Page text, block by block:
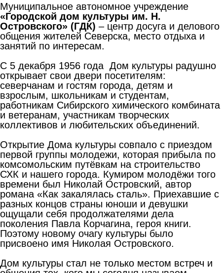
Муниципальное автономное учреждение
«Городской дом культуры им. Н.
Островского» (ГДК) – центр досуга и делового
общения жителей Северска, место отдыха и
занятий по интересам.
С 5 декабря 1956 года Дом культуры радушно
открывает свои двери посетителям:
северчанам и гостям города, детям и
взрослым, школьникам и студентам,
работникам Сибирского химического комбината
и ветеранам, участникам творческих
коллективов и любительских объединений.
Открытие Дома культуры совпало с приездом
первой группы молодежи, которая прибыла по
комсомольским путёвкам на строительство
СХК и нашего города. Кумиром молодёжи того
времени был Николай Островский, автор
романа «Как закалялась сталь». Приехавшие с
разных концов страны юноши и девушки
ощущали себя продолжателями дела
поколения Павла Корчагина, героя книги.
Поэтому новому очагу культуры было
присвоено имя Николая Островского.
Дом культуры стал не только местом встреч и